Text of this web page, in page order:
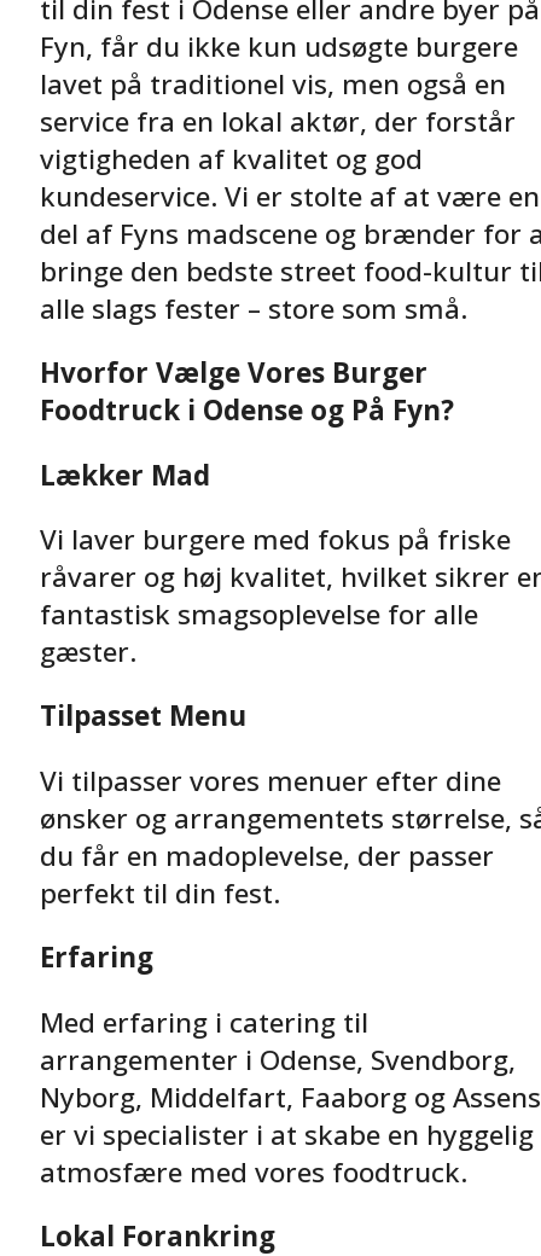
til din fest i Odense eller andre byer på
Fyn, får du ikke kun udsøgte burgere
lavet på traditionel vis, men også en
service fra en lokal aktør, der forstår
vigtigheden af kvalitet og god
kundeservice. Vi er stolte af at være en
del af Fyns madscene og brænder for
bringe den bedste street food-kultur
alle slags fester – store som små.
Hvorfor Vælge Vores Burger
Foodtruck i Odense og På Fyn?
Lækker Mad
Vi laver burgere med fokus på friske
råvarer og høj kvalitet, hvilket sikrer
fantastisk smagsoplevelse for alle
gæster.
Tilpasset Menu
Vi tilpasser vores menuer efter dine
ønsker og arrangementets størrelse,
du får en madoplevelse, der passer
perfekt til din fest.
Erfaring
Med erfaring i catering til
arrangementer i Odense, Svendborg,
Nyborg, Middelfart, Faaborg og Assens
er vi specialister i at skabe en hyggelig
atmosfære med vores foodtruck.
Lokal Forankring